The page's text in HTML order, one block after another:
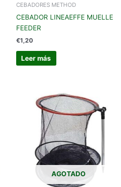
CEBADORES METHOD
CEBADOR LINEAEFFE MUELLE
FEEDER
€1,20
Leer más
AGOTADO